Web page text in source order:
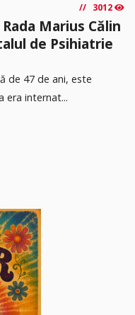
3012
Marius Călin
de Psihiatrie
de 47 de ani, este
era internat...